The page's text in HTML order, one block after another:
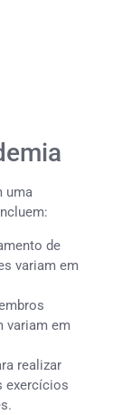
uma
de
variam em
variam em
realizar
exercícios